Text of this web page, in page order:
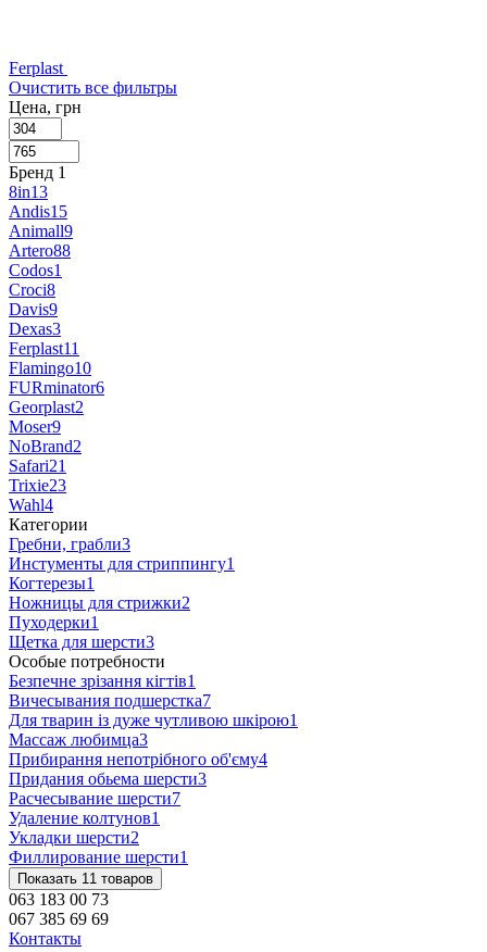
Ferplast
Очистить все фильтры
Цена, грн
Бренд 1
8in13
Andis15
Animall9
Artero88
Codos1
Croci8
Davis9
Dexas3
Ferplast11
Flamingo10
FURminator6
Georplast2
Moser9
NoBrand2
Safari21
Trixie23
Wahl4
Категории
Гребни, грабли3
Инстументы для стриппингу1
Когтерезы1
Ножницы для стрижки2
Пуходерки1
Щетка для шерсти3
Особые потребности
Безпечне зрізання кігтів1
Вичесывания подшерстка7
Для тварин із дуже чутливою шкірою1
Массаж любимца3
Прибирання непотрібного об'єму4
Придания обьема шерсти3
Расчесывание шерсти7
Удаление колтунов1
Укладки шерсти2
Филлирование шерсти1
Показать 11 товаров
063 183 00 73
067 385 69 69
Контакты